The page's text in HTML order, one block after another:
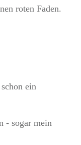
roten Faden.
ein
- sogar mein